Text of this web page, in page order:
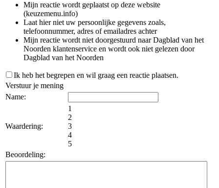
Mijn reactie wordt geplaatst op deze website
(keuzemenu.info)
Laat hier niet uw persoonlijke gegevens zoals,
telefoonnummer, adres of emailadres achter
Mijn reactie wordt niet doorgestuurd naar Dagblad van het
Noorden klantenservice en wordt ook niet gelezen door
Dagblad van het Noorden
Ik heb het begrepen en wil graag een reactie plaatsen.
Verstuur je mening
Name:
Waardering:
1
2
3
4
5
Beoordeling: